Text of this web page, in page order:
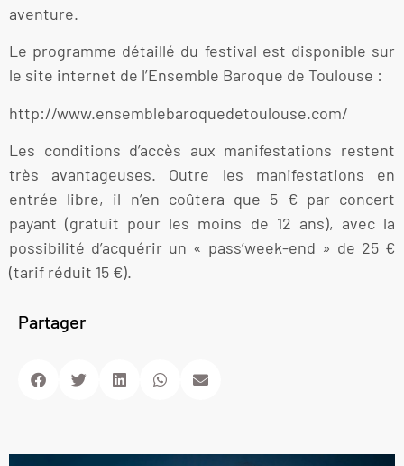
aventure.
Le programme détaillé du festival est disponible sur
le site internet de l’Ensemble Baroque de Toulouse :
http://www.ensemblebaroquedetoulouse.com/
Les conditions d’accès aux manifestations restent
très avantageuses. Outre les manifestations en
entrée libre, il n’en coûtera que 5 € par concert
payant (gratuit pour les moins de 12 ans), avec la
possibilité d’acquérir un « pass’week-end » de 25 €
(tarif réduit 15 €).
Partager